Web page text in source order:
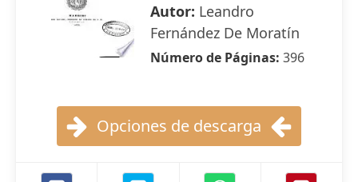
Autor: Leandro
Fernández De Moratín
Número de Páginas: 396
Opciones de descarga